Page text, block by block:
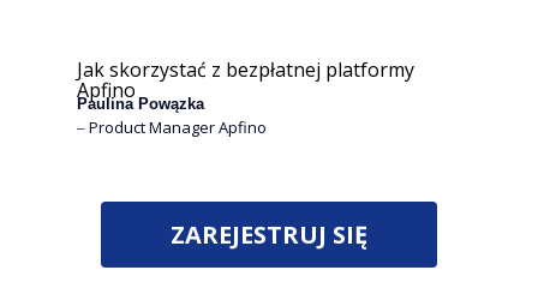
Paulina Powązka
Jak skorzystać z bezpłatnej platformy
Apfino
‒ Product Manager Apfino
ZAREJESTRUJ SIĘ